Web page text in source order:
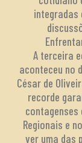
integradas
A terceira
aconteceu no
César de
recorde
Regionais e
ver uma das